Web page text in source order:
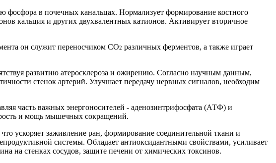
фосфора в почечных канальцах. Нормализует формирование костного
кальция и других двухвалентных катионов. Активирует вторичное
он служит переносчиком СО2 различных ферментов, а также играет
развитию атеросклероза и ожирению. Согласно научным данным,
стенок артерий. Улучшает передачу нервных сигналов, необходим
часть важных энергоносителей - аденозинтрифосфата (АТФ) и
и мощь мышечных сокращений.
ускоряет заживление ран, формирование соединительной ткани и
системы. Обладает антиоксидантными свойствами, усиливает
на стенках сосудов, защите печени от химических токсинов.